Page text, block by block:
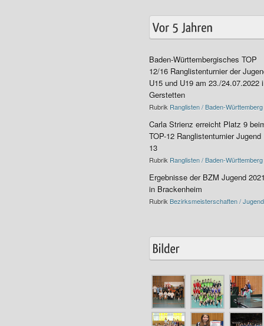
Baden-Württembergisches TOP
12/16 Ranglistenturnier der
U15 und U19 am 23./24.07.2022
Gerstetten
Rubrik Ranglisten / Baden-Württemberg
Carla Strienz erreicht Platz 9
TOP-12 Ranglistenturnier Jugend
13
Rubrik Ranglisten / Baden-Württemberg
Ergebnisse der BZM Jugend
in Brackenheim
Rubrik Bezirksmeisterschaften / Jugend